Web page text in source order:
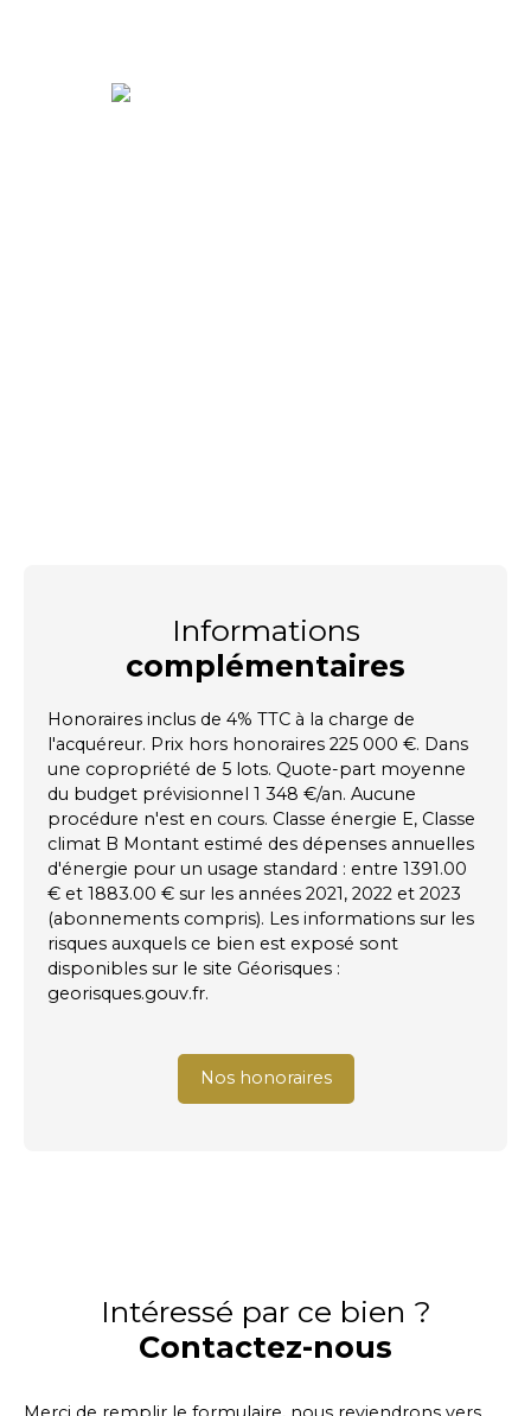
Informations
complémentaires
Honoraires inclus de 4% TTC à la charge de
l'acquéreur. Prix hors honoraires 225 000 €. Dans
une copropriété de 5 lots. Quote-part moyenne
du budget prévisionnel 1 348 €/an. Aucune
procédure n'est en cours. Classe énergie E, Classe
climat B Montant estimé des dépenses annuelles
d'énergie pour un usage standard : entre 1391.00
€ et 1883.00 € sur les années 2021, 2022 et 2023
(abonnements compris). Les informations sur les
risques auxquels ce bien est exposé sont
disponibles sur le site Géorisques :
georisques.gouv.fr.
Nos honoraires
Intéressé par ce bien ?
Contactez-nous